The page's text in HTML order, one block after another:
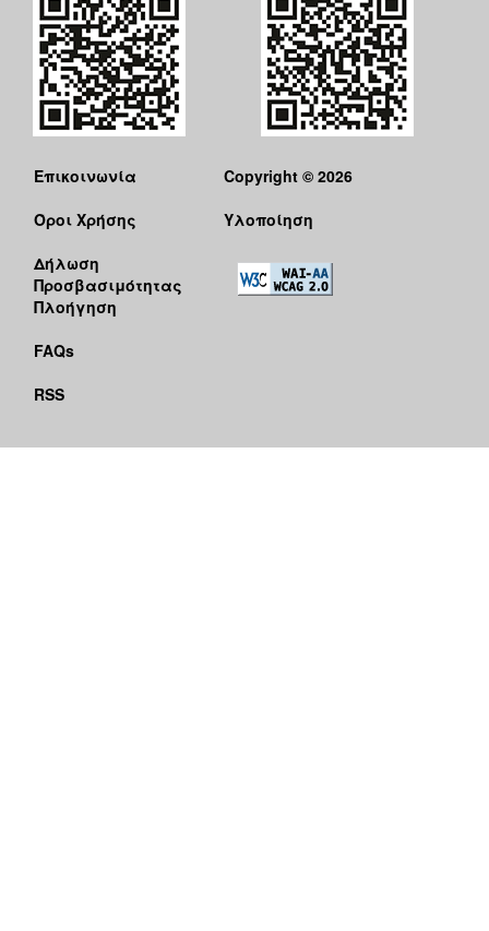
Επικοινωνία
Όροι Χρήσης
Δήλωση
Προσβασιμότητας
Πλοήγηση
FAQs
RSS
Copyright © 2026
Υλοποίηση